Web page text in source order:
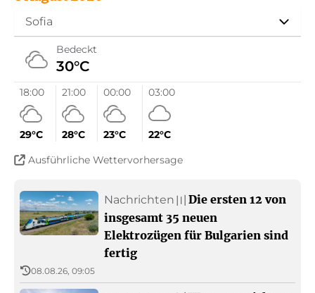
Geschichte und Religion
Persönlichkeiten
Folklore
Gesellschaft
Sendung auf Deutsch
90 Jahre Radio Bulgarien
Über den BNR
Kinder-BNR
Sofia
Bedeckt
30°C
18:00
29°C
21:00
28°C
00:00
23°C
03:00
22°C
Ausführliche Wettervorhersage
Nachrichten 〣 Die ersten 12 von
insgesamt 35 neuen
Elektrozügen für Bulgarien sind
fertig
08.08.26, 09:05